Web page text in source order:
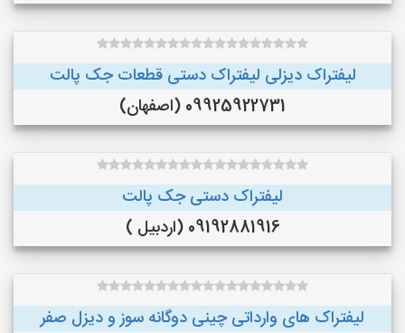
لیفتراک دیزلی لیفتراک دستی قطعات جک پالت
09925922731 (اصفهان)
لیفتراک دستی جک پالت
09192881916 (اردبیل )
لیفتراک های وارداتی چینی دوگانه سوز و دیزل صفر